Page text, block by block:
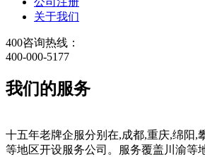
关于我们
400咨询热线：
400-000-5177
我们的服务
十五年老牌企服分别在,成都,重庆,绵阳,
等地区开设服务公司。服务覆盖川渝等